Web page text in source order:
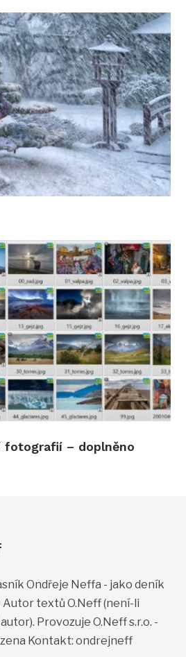
fotografií – doplněno
Ondřeje Neffa - jako deník
Autor textů O.Neff (není-li
Provozuje O.Neff s.r.o. -
Kontakt: ondrejneff